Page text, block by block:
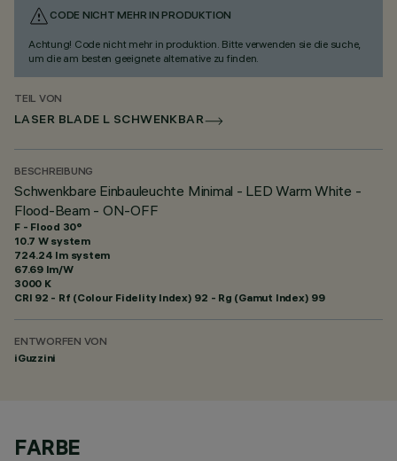
CODE NICHT MEHR IN PRODUKTION
Achtung! Code nicht mehr in produktion. Bitte verwenden sie die suche,
um die am besten geeignete alternative zu finden.
TEIL VON
LASER BLADE L SCHWENKBAR
BESCHREIBUNG
Schwenkbare Einbauleuchte Minimal - LED Warm White -
Flood-Beam - ON-OFF
F - Flood 30°
10.7 W system
724.24 lm system
67.69 lm/W
3000 K
CRI 92 - Rf (Colour Fidelity Index) 92 - Rg (Gamut Index) 99
ENTWORFEN VON
iGuzzini
FARBE